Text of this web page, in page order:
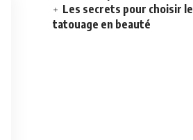
Les secrets pour choisir
tatouage en beauté